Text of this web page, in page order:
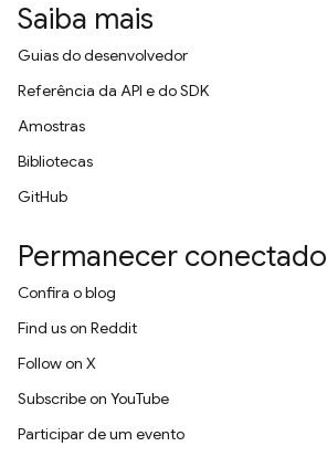
Saiba mais
Guias do desenvolvedor
Referência da API e do SDK
Amostras
Bibliotecas
GitHub
Permanecer conectado
Confira o blog
Find us on Reddit
Follow on X
Subscribe on YouTube
Participar de um evento